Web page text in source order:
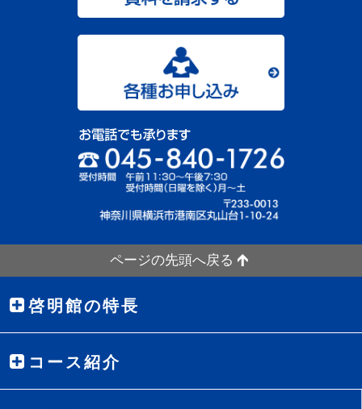
ページの先頭へ戻る
啓明館の特長
コース紹介